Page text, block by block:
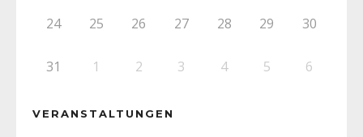
24 25 26 27 28 29 30
31 1 2 3 4 5 6
VERANSTALTUNGEN